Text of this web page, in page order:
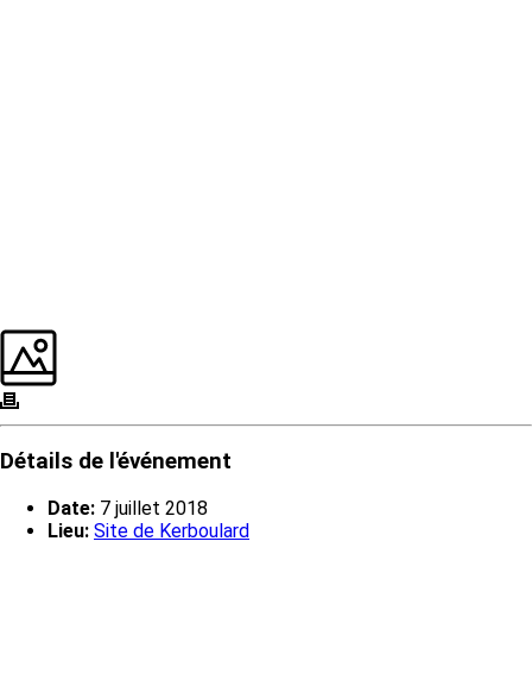
Détails de l'événement
Date: 7 juillet 2018
Lieu: Site de Kerboulard